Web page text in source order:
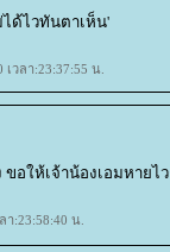
ด้ไวทันตาเห็น'
วลา:23:37:55 น.
ให้เจ้าน้องเอมหายไ
:23:58:40 น.